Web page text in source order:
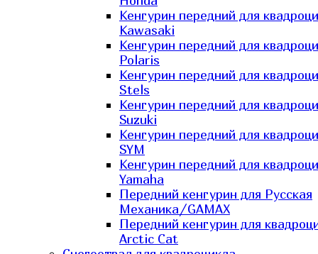
Кенгурин передний для
Kawasaki
Кенгурин передний для
Polaris
Кенгурин передний для
Stels
Кенгурин передний для
Suzuki
Кенгурин передний для
SYM
Кенгурин передний для
Yamaha
Передний кенгурин для Русская
Механика/GAMAX
Передний кенгурин для
Arctic Cat